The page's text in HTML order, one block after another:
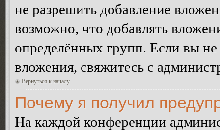
не разрешить добавление
возможно, что добавлять
определённых групп. Если вы не
вложения, свяжитесь с
Вернуться к началу
Почему я получил
На каждой конференции